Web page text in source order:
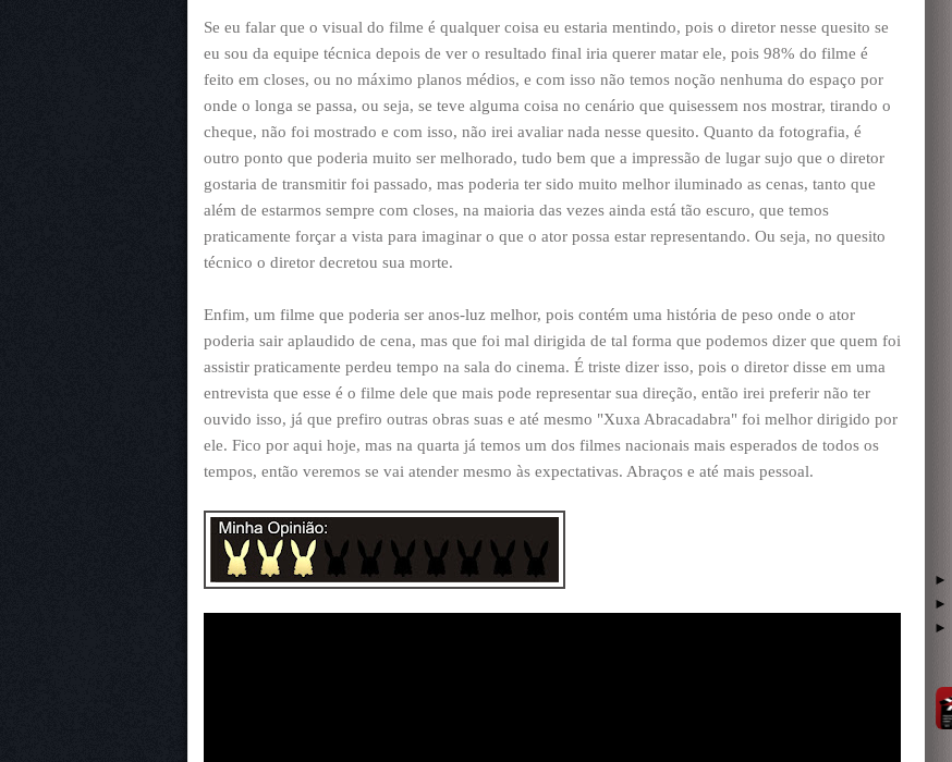
Se eu falar que o visual do filme é qualquer coisa eu estaria mentindo, pois o diretor nesse quesito se
eu sou da equipe técnica depois de ver o resultado final iria querer matar ele, pois 98% do filme é
feito em closes, ou no máximo planos médios, e com isso não temos noção nenhuma do espaço por
onde o longa se passa, ou seja, se teve alguma coisa no cenário que quisessem nos mostrar, tirando o
cheque, não foi mostrado e com isso, não irei avaliar nada nesse quesito. Quanto da fotografia, é
outro ponto que poderia muito ser melhorado, tudo bem que a impressão de lugar sujo que o diretor
gostaria de transmitir foi passado, mas poderia ter sido muito melhor iluminado as cenas, tanto que
além de estarmos sempre com closes, na maioria das vezes ainda está tão escuro, que temos
praticamente forçar a vista para imaginar o que o ator possa estar representando. Ou seja, no quesito
técnico o diretor decretou sua morte.
Enfim, um filme que poderia ser anos-luz melhor, pois contém uma história de peso onde o ator
poderia sair aplaudido de cena, mas que foi mal dirigida de tal forma que podemos dizer que quem foi
assistir praticamente perdeu tempo na sala do cinema. É triste dizer isso, pois o diretor disse em uma
entrevista que esse é o filme dele que mais pode representar sua direção, então irei preferir não ter
ouvido isso, já que prefiro outras obras suas e até mesmo "Xuxa Abracadabra" foi melhor dirigido por
ele. Fico por aqui hoje, mas na quarta já temos um dos filmes nacionais mais esperados de todos os
tempos, então veremos se vai atender mesmo às expectativas. Abraços e até mais pessoal.
►
►
►